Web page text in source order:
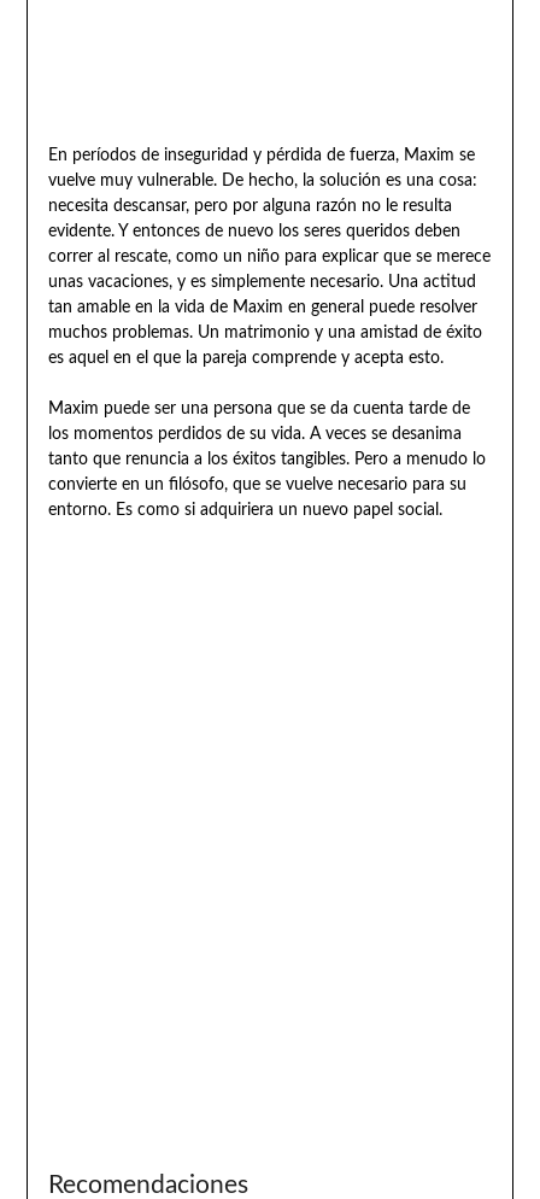
En períodos de inseguridad y pérdida de fuerza, Maxim se
vuelve muy vulnerable. De hecho, la solución es una cosa:
necesita descansar, pero por alguna razón no le resulta
evidente. Y entonces de nuevo los seres queridos deben
correr al rescate, como un niño para explicar que se merece
unas vacaciones, y es simplemente necesario. Una actitud
tan amable en la vida de Maxim en general puede resolver
muchos problemas. Un matrimonio y una amistad de éxito
es aquel en el que la pareja comprende y acepta esto.
Maxim puede ser una persona que se da cuenta tarde de
los momentos perdidos de su vida. A veces se desanima
tanto que renuncia a los éxitos tangibles. Pero a menudo lo
convierte en un filósofo, que se vuelve necesario para su
entorno. Es como si adquiriera un nuevo papel social.
Recomendaciones